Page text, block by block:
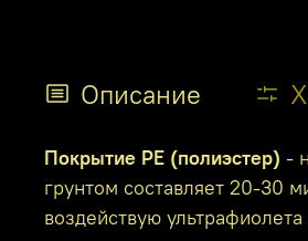
Описание
Покрытие PE (полиэстер) -
грунтом составляет 20-30
воздействую